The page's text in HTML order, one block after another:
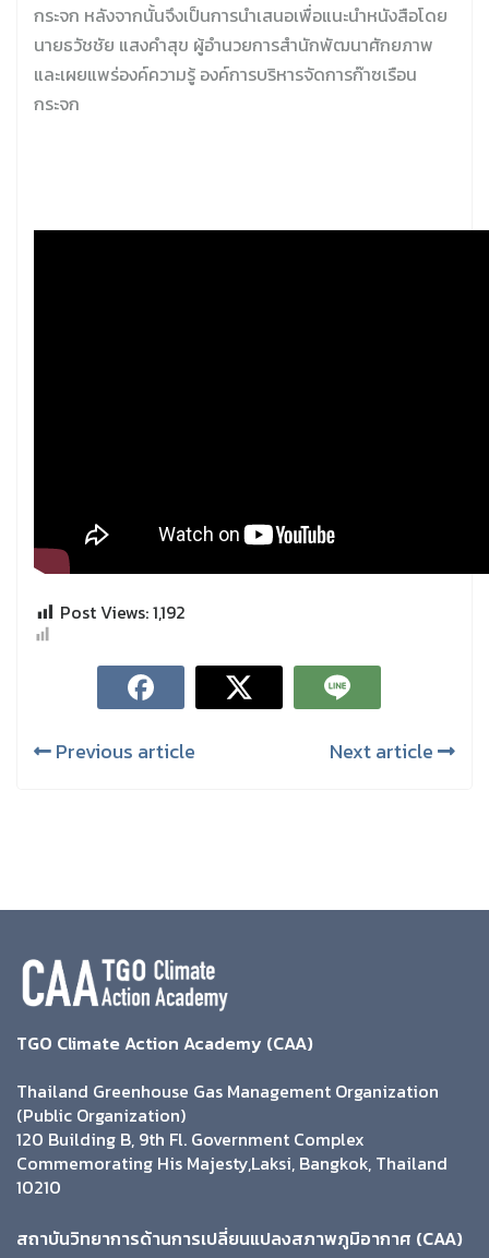
กระจก หลังจากนั้นจึงเป็นการนำเสนอเพื่อแนะนำหนังสือโดย
นายธวัชชัย แสงคำสุข ผู้อำนวยการสำนักพัฒนาศักยภาพ
และเผยแพร่องค์ความรู้ องค์การบริหารจัดการก๊าซเรือน
กระจก
Post Views:1,192
Previous article Next article
TGO Climate Action Academy (CAA)
Thailand Greenhouse Gas Management Organization
(Public Organization)
120 Building B, 9th Fl. Government Complex
Commemorating His Majesty,Laksi, Bangkok, Thailand
10210
สถาบันวิทยาการด้านการเปลี่ยนแปลงสภาพภูมิอากาศ (CAA)